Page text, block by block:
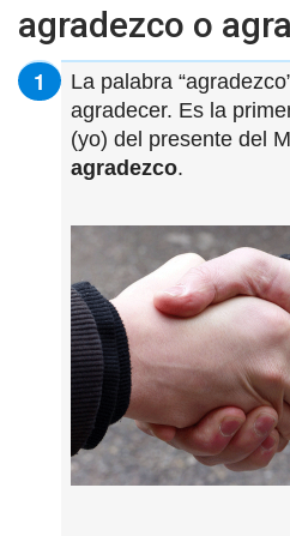
agradezco o
La palabra
agradecer. Es la
(yo) del presente del
agradezco.